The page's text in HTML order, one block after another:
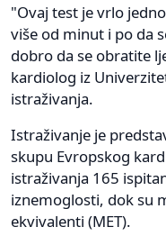
"Ovaj test je vrlo
više od minut i po da
dobro da se obratite
kardiolog iz
istraživanja.
Istraživanje je
skupu Evropskog
istraživanja 165
iznemoglosti, dok su
ekvivalenti (MET).